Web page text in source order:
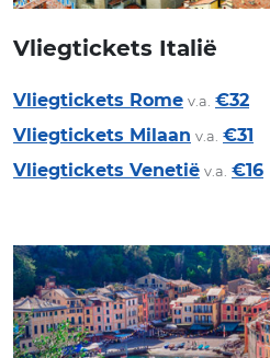
Vliegtickets Italië
Vliegtickets Rome v.a. €32
Vliegtickets Milaan v.a. €31
Vliegtickets Venetië v.a. €16